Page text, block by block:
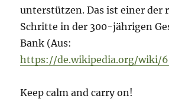
unterstützen. Das ist einer der
Schritte in der 300-jährigen
Bank (Aus:
https://de.wikipedia.org/wiki/
Keep calm and carry on!